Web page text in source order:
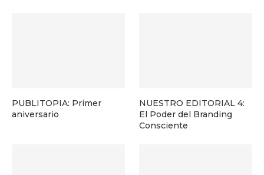
PUBLITOPIA: Primer
aniversario
NUESTRO EDITORIAL 4:
El Poder del Branding
Consciente